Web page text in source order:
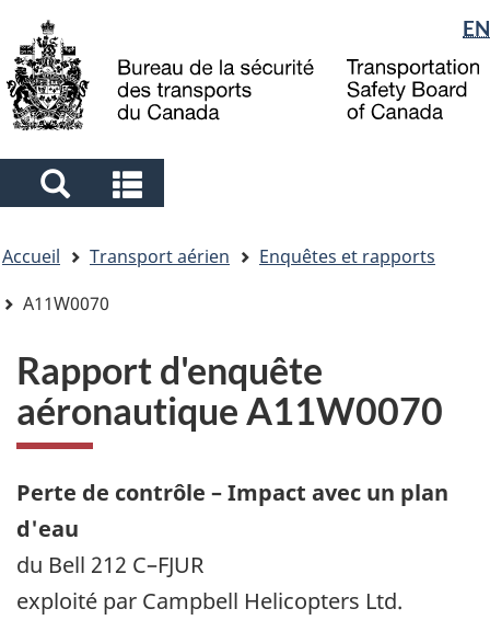
to
main
to
"About
government"
à
la
Sélection
de
la
langue
EN
Search
and
menus
and
menus
êtes
ici
Accueil Transport aérien
Enquêtes et rapports
A11W0070
Rapport d'enquête
aéronautique A11W0070
Perte de contrôle – Impact avec un plan
d'eau
du Bell 212 C–FJUR
exploité par Campbell Helicopters Ltd.